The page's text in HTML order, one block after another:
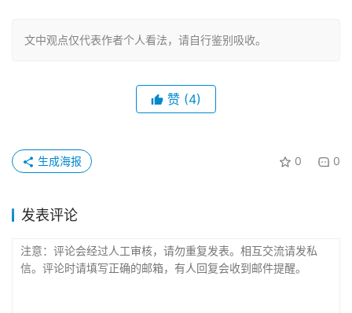
文中观点仅代表作者个人看法，请自行鉴别吸收。
赞 (4)
0 0
生成海报
发表评论